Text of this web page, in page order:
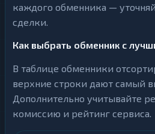
каждого обменника —
сделки.
Как выбрать обменник с
В таблице обменники
верхние строки дают самый
Дополнительно учитывайте
комиссию и рейтинг сервиса.